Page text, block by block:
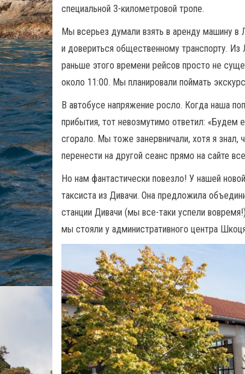
специальной 3-километровой тропе.
Мы всерьез думали взять в аренду машину в
и довериться общественному транспорту.
раньше этого времени рейсов просто не
около 11:00. Мы планировали поймать
В автобусе напряжение росло. Когда наша
прибытия, тот невозмутимо ответил: «Будем
сгорало. Мы тоже занервничали, хотя я
перенести на другой сеанс прямо на сайте
Но нам фантастически повезло! У нашей
таксиста из Дивачи. Она предложила
станции Дивачи (мы все-таки успели
мы стояли у административного центра